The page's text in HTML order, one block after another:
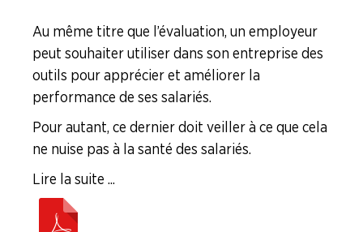
BOITE
OUTILS
AGENDA
Pourquoi
adhérer ?
Au même titre que l’évaluation, un employeur
peut souhaiter utiliser dans son entreprise des
outils pour apprécier et améliorer la
performance de ses salariés.
Pour autant, ce dernier doit veiller à ce que cela
ne nuise pas à la santé des salariés.
Lire la suite ...